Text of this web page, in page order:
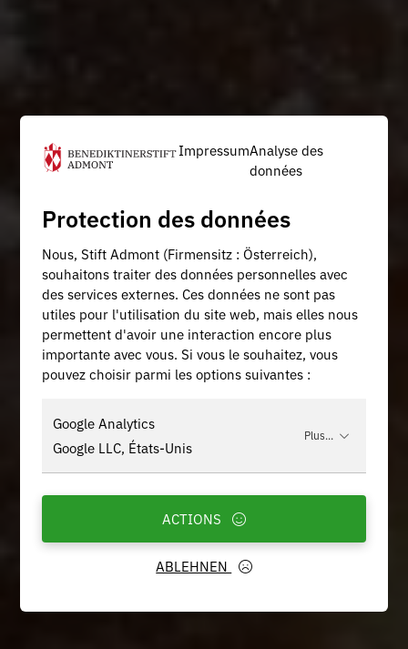
ImpressumAnalyse des
données
Protection des données
Nous, Stift Admont (Firmensitz : Österreich),
souhaitons traiter des données personnelles avec
des services externes. Ces données ne sont pas
utiles pour l'utilisation du site web, mais elles nous
permettent d'avoir une interaction encore plus
importante avec vous. Si vous le souhaitez, vous
pouvez choisir parmi les options suivantes :
Google Analytics
Google LLC, États-Unis
Plus...
ABLEHNEN
ACTIONS